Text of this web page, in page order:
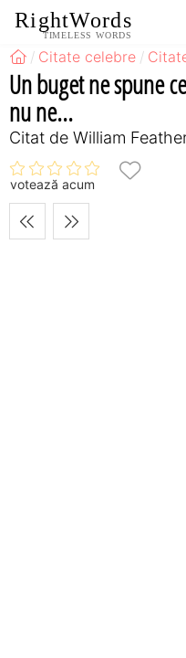
RightWords
TIMELESS WORDS
Citate celebre
Un buget ne spune
nu ne...
Citat de William
votează acum